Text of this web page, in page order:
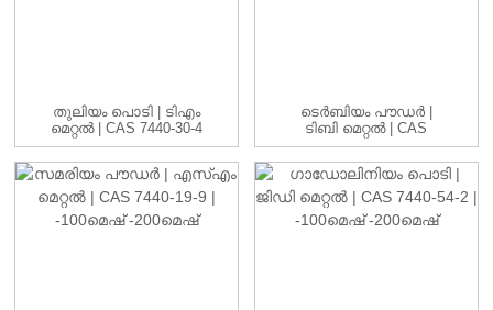
തുലിയം പൊടി | ടിഎം
മെറ്റൽ | CAS 7440-30-4
| -20...
ടെർബിയം പൗഡർ |
ടിബി മെറ്റൽ | CAS
7440-27-9 | -20...